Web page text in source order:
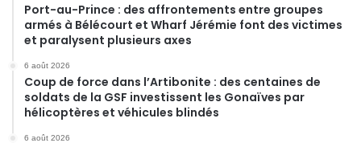
Port-au-Prince : des affrontements entre groupes
armés à Bélécourt et Wharf Jérémie font des victimes
et paralysent plusieurs axes
6 août 2026
Coup de force dans l’Artibonite : des centaines de
soldats de la GSF investissent les Gonaïves par
hélicoptères et véhicules blindés
6 août 2026